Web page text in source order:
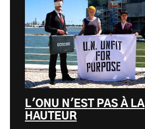
L'ONU N'EST PAS À LA
HAUTEUR